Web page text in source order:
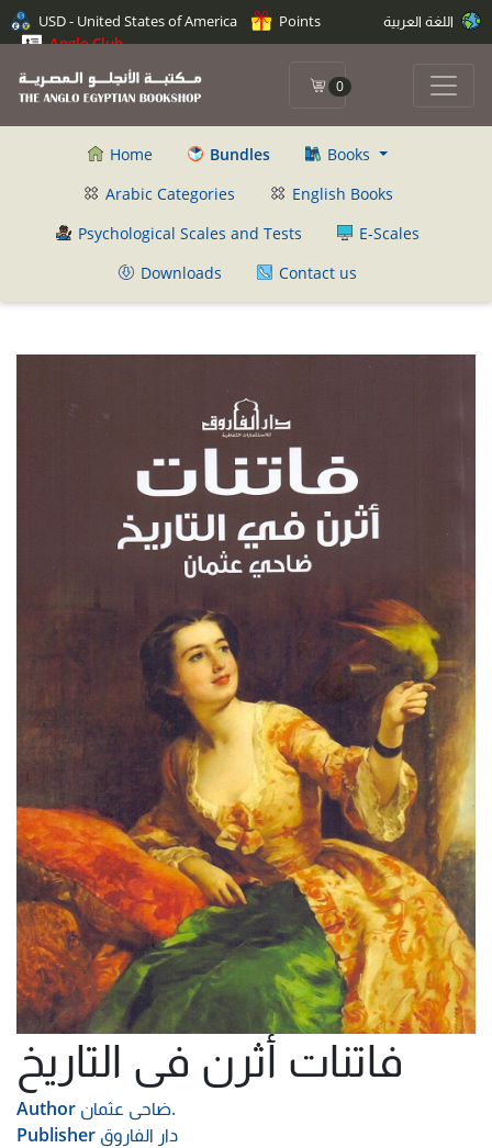
USD - United States of America
Points
Anglo Club
0
Home Bundles
Books
Arabic Categories
English Books
Psychological Scales and Tests
E-Scales
Downloads
Contact us
فاتنات أثرن فى التاريخ
Author
ضاحى عثمان.
Publisher دار الفاروق